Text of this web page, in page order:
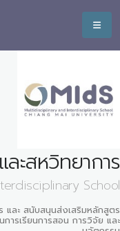
ะสหวิทยาการ
School
และ สนับสนุนส่งเสริมหลักสูตร
รเรียนการสอน การวิจัย และ